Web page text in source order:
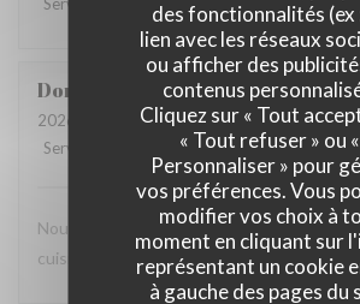
des fonctionnalités (ex
lien avec les réseaux
ou afficher des
contenus
Cliquez sur « Tout
« Tout refuser » ou «
Personnaliser » pour
vos préférences. Vous
modifier vos choix à
moment en cliquant sur
représentant un cookie
à gauche des pages du
Dominique
2026-07-11
- 12:45 - Couverts 9
Service
Ambiance : 5/5 Cuisine: 5 /5
Nous adorons ce restaurant, très bon
cuisine, rapport qualité prix très bien